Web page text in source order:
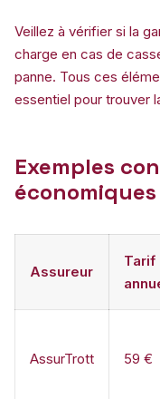
Veillez à vérifier si la
charge en cas de
panne. Tous ces
essentiel pour trouver
Exemples
économiques
Assureur
Tarif
AssurTrott 59 €